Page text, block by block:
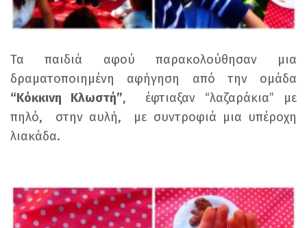
Τα παιδιά αφού παρακολούθησαν μια
δραματοποιημένη αφήγηση από την ομάδα
“Κόκκινη Κλωστή”, έφτιαξαν “λαζαράκια” με
πηλό, στην αυλή, με συντροφιά μια υπέροχη
λιακάδα.